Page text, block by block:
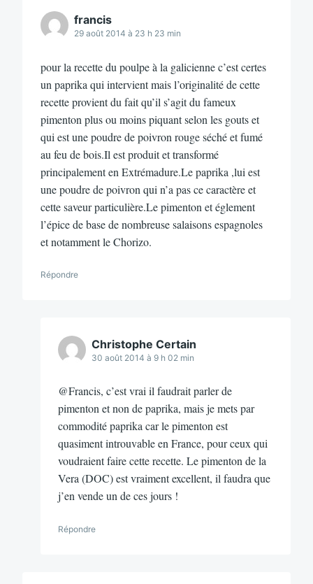
francis
29 août 2014 à 23 h 23 min
pour la recette du poulpe à la galicienne c’est certes
un paprika qui intervient mais l’originalité de cette
recette provient du fait qu’il s’agit du fameux
pimenton plus ou moins piquant selon les gouts et
qui est une poudre de poivron rouge séché et fumé
au feu de bois.Il est produit et transformé
principalement en Extrémadure.Le paprika ,lui est
une poudre de poivron qui n’a pas ce caractère et
cette saveur particulière.Le pimenton et églement
l’épice de base de nombreuse salaisons espagnoles
et notamment le Chorizo.
Répondre
Christophe Certain
30 août 2014 à 9 h 02 min
@Francis, c’est vrai il faudrait parler de
pimenton et non de paprika, mais je mets par
commodité paprika car le pimenton est
quasiment introuvable en France, pour ceux qui
voudraient faire cette recette. Le pimenton de la
Vera (DOC) est vraiment excellent, il faudra que
j’en vende un de ces jours !
Répondre